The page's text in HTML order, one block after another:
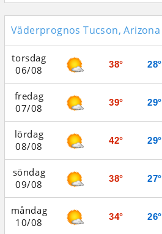
Väderprognos Tucson, Arizona
torsdag
06/08
fredag
07/08
lördag
08/08
söndag
09/08
måndag
10/08
38°
39°
42°
38°
34°
28°
29°
29°
27°
26°